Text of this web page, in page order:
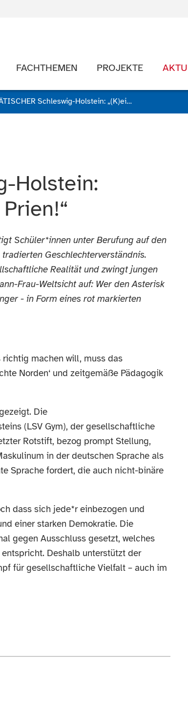
FACHTHEMEN PROJEKTE
PARITÄTISCHER Schleswig-Holstein: „(K)eine Sternstunde, Frau Prien!“
Holstein:
Schüler*innen unter Berufung auf den
Geschlechterverständnis.
Realität und zwingt jungen
Frau-Weltsicht auf: Wer den Asterisk
- in Form eines rot markierten
richtig machen will, muss das
Norden‘ und zeitgemäße Pädagogik
Die
(LSV Gym), der gesellschaftliche
Rotstift, bezog prompt Stellung,
in der deutschen Sprache als
Sprache fordert, die auch nicht-binäre
dass sich jede*r einbezogen und
einer starken Demokratie. Die
gegen Ausschluss gesetzt, welches
Deshalb unterstützt der
für gesellschaftliche Vielfalt – auch im